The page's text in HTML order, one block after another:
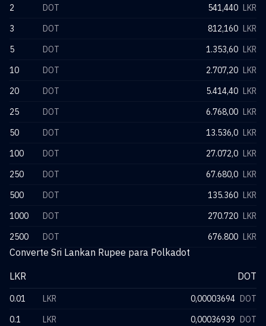
2
DOT 541,440 LKR
3
DOT 812,160 LKR
5
DOT 1.353,60 LKR
10
DOT 2.707,20 LKR
20
DOT 5.414,40 LKR
25
DOT 6.768,00 LKR
50
DOT 13.536,0 LKR
100
DOT 27.072,0 LKR
250
DOT 67.680,0 LKR
500
DOT 135.360 LKR
1000
DOT 270.720 LKR
2500
DOT 676.800 LKR
Converte Sri Lankan Rupee para Polkadot
LKR
DOT
0.01 LKR 0,00003694 DOT
0.1
LKR 0,00036939 DOT